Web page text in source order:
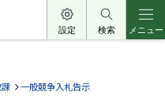
設定 検索 メニュー
一般競争入札告示